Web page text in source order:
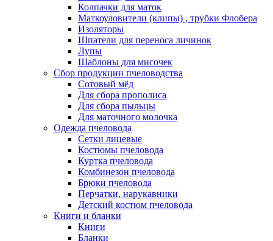
Колпачки для маток
Маткоуловители (клипы) , трубки Флобера
Изоляторы
Шпатели для переноса личинок
Лупы
Шаблоны для мисочек
Сбор продукции пчеловодства
Сотовый мёд
Для сбора прополиса
Для сбора пыльцы
Для маточного молочка
Одежда пчеловода
Сетки лицевые
Костюмы пчеловода
Куртка пчеловода
Комбинезон пчеловода
Брюки пчеловода
Перчатки, нарукавники
Детский костюм пчеловода
Книги и бланки
Книги
Бланки